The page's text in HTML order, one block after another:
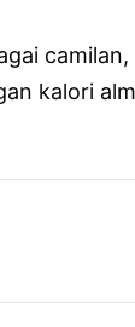
camilan,
kalori